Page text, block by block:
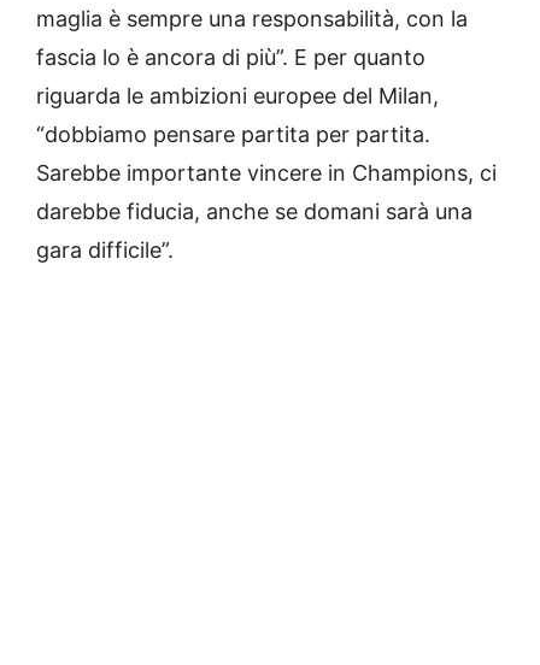
maglia è sempre una responsabilità, con la
fascia lo è ancora di più”. E per quanto
riguarda le ambizioni europee del Milan,
“dobbiamo pensare partita per partita.
Sarebbe importante vincere in Champions, ci
darebbe fiducia, anche se domani sarà una
gara difficile”.